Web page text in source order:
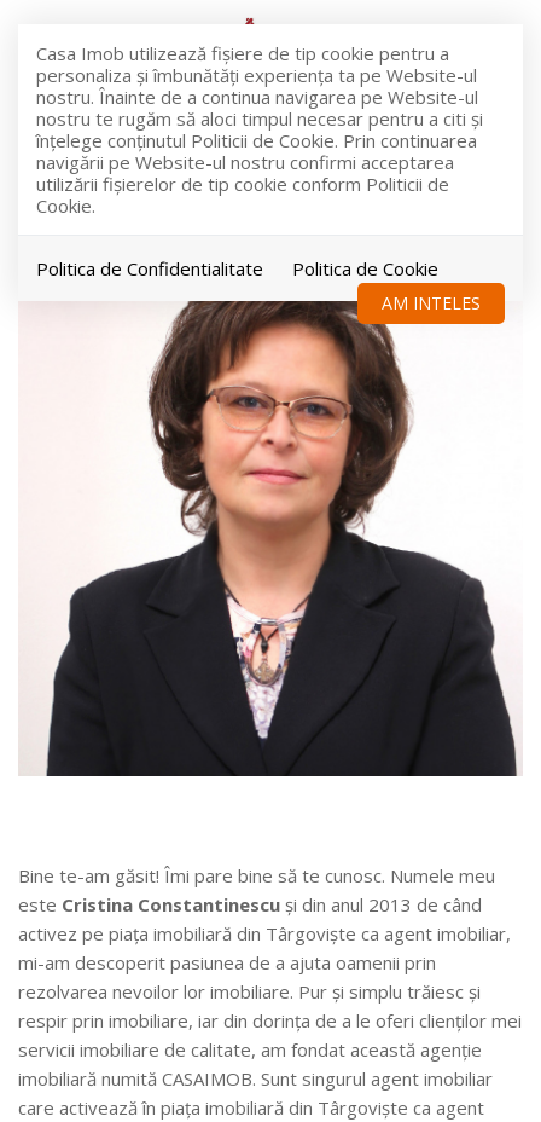
Casa Imob utilizează fişiere de tip cookie pentru a
personaliza și îmbunătăți experiența ta pe Website-ul
nostru. Înainte de a continua navigarea pe Website-ul
nostru te rugăm să aloci timpul necesar pentru a citi și
înțelege conținutul Politicii de Cookie. Prin continuarea
navigării pe Website-ul nostru confirmi acceptarea
utilizării fişierelor de tip cookie conform Politicii de
Cookie.
Politica de Confidentialitate Politica de Cookie
AM INTELES
Experiența noastră
Bine te-am găsit! Îmi pare bine să te cunosc. Numele meu
este Cristina Constantinescu și din anul 2013 de când
activez pe piața imobiliară din Târgoviște ca agent imobiliar,
mi-am descoperit pasiunea de a ajuta oamenii prin
rezolvarea nevoilor lor imobiliare. Pur și simplu trăiesc și
respir prin imobiliare, iar din dorința de a le oferi clienților mei
servicii imobiliare de calitate, am fondat această agenție
imobiliară numită CASAIMOB. Sunt singurul agent imobiliar
care activează în piaţa imobiliară din Târgoviște ca agent